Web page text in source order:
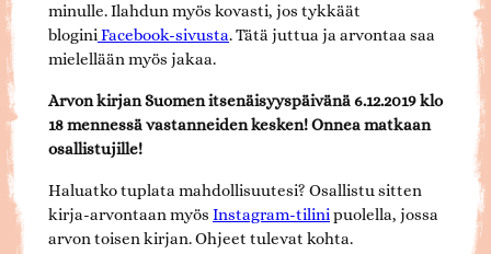
minulle. Ilahdun myös kovasti, jos tykkäät
bloginiFacebook-sivusta. Tätä juttua ja arvontaa saa
mielellään myös jakaa.
Arvon kirjan Suomen itsenäisyyspäivänä 6.12.2019 klo
18 mennessä vastanneiden kesken! Onnea matkaan
osallistujille!
Haluatko tuplata mahdollisuutesi? Osallistu sitten
kirja-arvontaan myös Instagram-tilinipuolella, jossa
arvon toisen kirjan. Ohjeet tulevat kohta.